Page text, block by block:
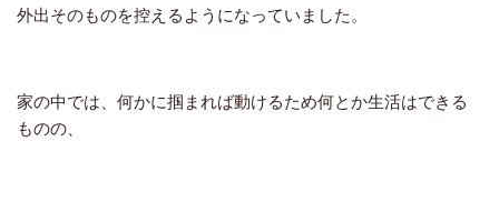
外出そのものを控えるようになっていました。
家の中では、何かに掴まれば動けるため何とか生活はできる
ものの、